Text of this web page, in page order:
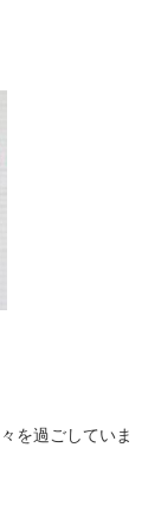
を過ごしていま